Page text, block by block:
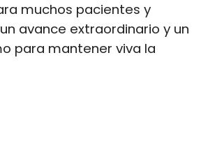
muchos pacientes y
avance extraordinario y un
para mantener viva la